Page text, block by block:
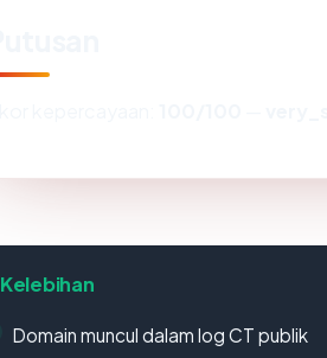
Kelebihan
Domain muncul dalam log CT publik